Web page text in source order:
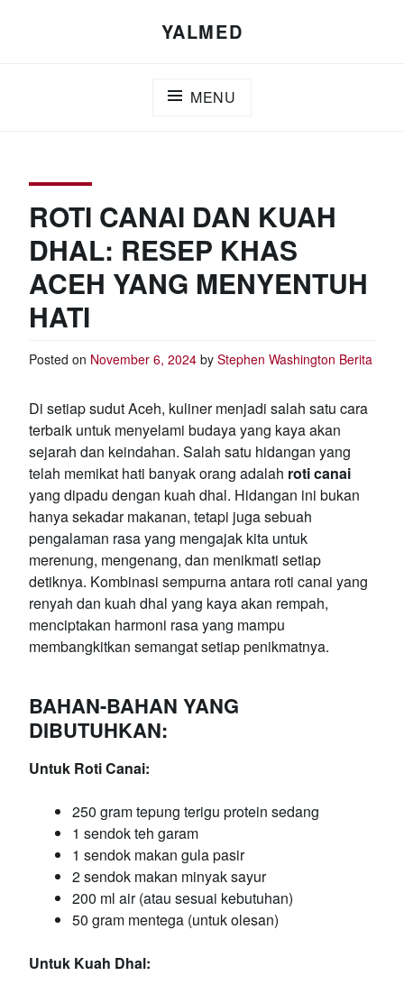
YALMED
MENU
ROTI CANAI DAN KUAH
DHAL: RESEP KHAS
ACEH YANG MENYENTUH
HATI
Posted on November 6, 2024 by Stephen Washington Berita
Di setiap sudut Aceh, kuliner menjadi salah satu cara
terbaik untuk menyelami budaya yang kaya akan
sejarah dan keindahan. Salah satu hidangan yang
telah memikat hati banyak orang adalah roti canai
yang dipadu dengan kuah dhal. Hidangan ini bukan
hanya sekadar makanan, tetapi juga sebuah
pengalaman rasa yang mengajak kita untuk
merenung, mengenang, dan menikmati setiap
detiknya. Kombinasi sempurna antara roti canai yang
renyah dan kuah dhal yang kaya akan rempah,
menciptakan harmoni rasa yang mampu
membangkitkan semangat setiap penikmatnya.
BAHAN-BAHAN YANG
DIBUTUHKAN:
Untuk Roti Canai:
250 gram tepung terigu protein sedang
1 sendok teh garam
1 sendok makan gula pasir
2 sendok makan minyak sayur
200 ml air (atau sesuai kebutuhan)
50 gram mentega (untuk olesan)
Untuk Kuah Dhal: